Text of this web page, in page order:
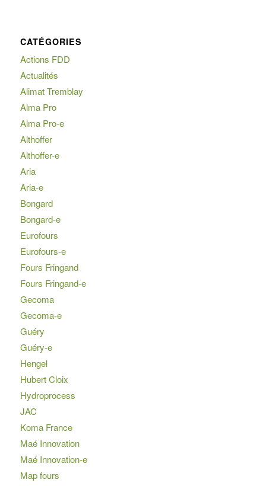
CATÉGORIES
Actions FDD
Actualités
Alimat Tremblay
Alma Pro
Alma Pro-e
Althoffer
Althoffer-e
Aria
Aria-e
Bongard
Bongard-e
Eurofours
Eurofours-e
Fours Fringand
Fours Fringand-e
Gecoma
Gecoma-e
Guéry
Guéry-e
Hengel
Hubert Cloix
Hydroprocess
JAC
Koma France
Maé Innovation
Maé Innovation-e
Map fours